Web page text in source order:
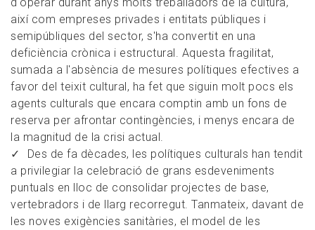
així com empreses privades i entitats públiques i
semipúbliques del sector, s'ha convertit en una
deficiència crònica i estructural. Aquesta fragilitat,
sumada a l'absència de mesures polítiques efectives a
favor del teixit cultural, ha fet que siguin molt pocs els
agents culturals que encara comptin amb un fons de
reserva per afrontar contingències, i menys encara de
la magnitud de la crisi actual.
Des de fa dècades, les polítiques culturals han tendit
a privilegiar la celebració de grans esdeveniments
puntuals en lloc de consolidar projectes de base,
vertebradors i de llarg recorregut. Tanmateix, davant de
les noves exigències sanitàries, el model de les